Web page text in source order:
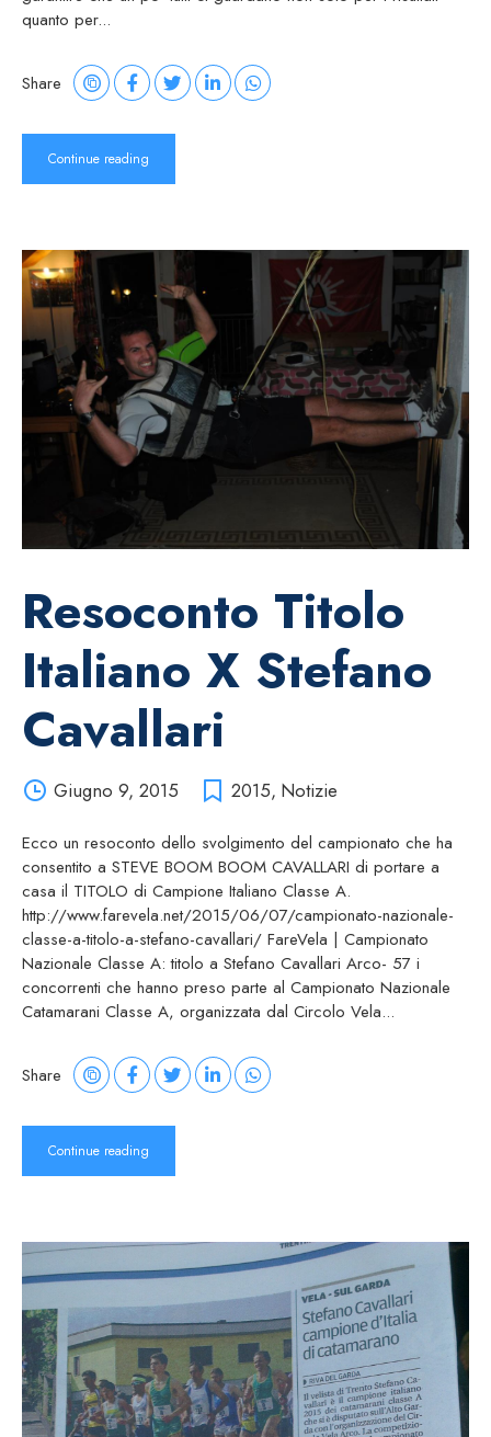
quanto per...
Share
Continue reading
Resoconto Titolo
Italiano X Stefano
Cavallari
Giugno 9, 2015 2015, Notizie
Ecco un resoconto dello svolgimento del campionato che ha
consentito a STEVE BOOM BOOM CAVALLARI di portare a
casa il TITOLO di Campione Italiano Classe A.
http://www.farevela.net/2015/06/07/campionato-nazionale-
classe-a-titolo-a-stefano-cavallari/ FareVela | Campionato
Nazionale Classe A: titolo a Stefano Cavallari Arco- 57 i
concorrenti che hanno preso parte al Campionato Nazionale
Catamarani Classe A, organizzata dal Circolo Vela...
Share
Continue reading